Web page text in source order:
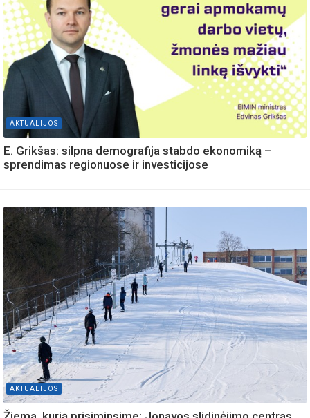
AKTUALIJOS
E. Grikšas: silpna demografija stabdo ekonomiką –
sprendimas regionuose ir investicijose
AKTUALIJOS